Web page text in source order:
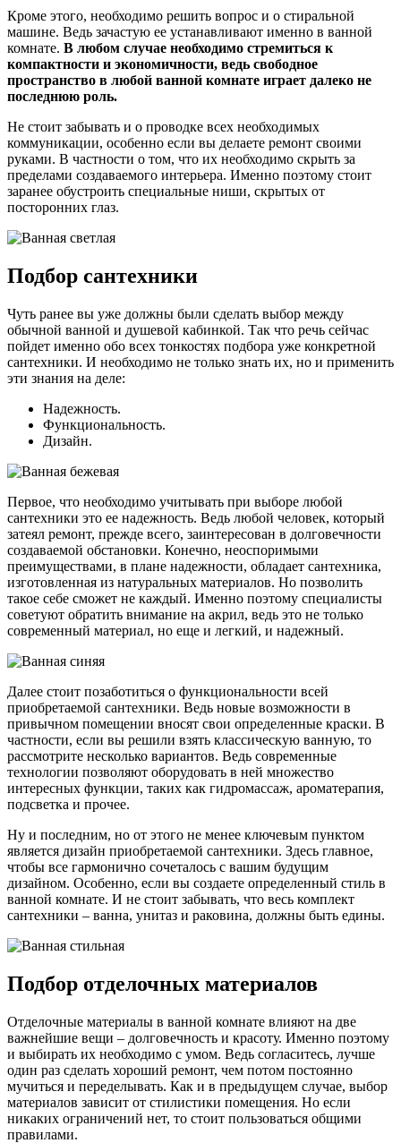
Кроме этого, необходимо решить вопрос и о стиральной
машине. Ведь зачастую ее устанавливают именно в ванной
комнате. В любом случае необходимо стремиться к
компактности и экономичности, ведь свободное
пространство в любой ванной комнате играет далеко не
последнюю роль.
Не стоит забывать и о проводке всех необходимых
коммуникации, особенно если вы делаете ремонт своими
руками. В частности о том, что их необходимо скрыть за
пределами создаваемого интерьера. Именно поэтому стоит
заранее обустроить специальные ниши, скрытых от
посторонних глаз.
Подбор сантехники
Чуть ранее вы уже должны были сделать выбор между
обычной ванной и душевой кабинкой. Так что речь сейчас
пойдет именно обо всех тонкостях подбора уже конкретной
сантехники. И необходимо не только знать их, но и применить
эти знания на деле:
Надежность.
Функциональность.
Дизайн.
Первое, что необходимо учитывать при выборе любой
сантехники это ее надежность. Ведь любой человек, который
затеял ремонт, прежде всего, заинтересован в долговечности
создаваемой обстановки. Конечно, неоспоримыми
преимуществами, в плане надежности, обладает сантехника,
изготовленная из натуральных материалов. Но позволить
такое себе сможет не каждый. Именно поэтому специалисты
советуют обратить внимание на акрил, ведь это не только
современный материал, но еще и легкий, и надежный.
Далее стоит позаботиться о функциональности всей
приобретаемой сантехники. Ведь новые возможности в
привычном помещении вносят свои определенные краски. В
частности, если вы решили взять классическую ванную, то
рассмотрите несколько вариантов. Ведь современные
технологии позволяют оборудовать в ней множество
интересных функции, таких как гидромассаж, ароматерапия,
подсветка и прочее.
Ну и последним, но от этого не менее ключевым пунктом
является дизайн приобретаемой сантехники. Здесь главное,
чтобы все гармонично сочеталось с вашим будущим
дизайном. Особенно, если вы создаете определенный стиль в
ванной комнате. И не стоит забывать, что весь комплект
сантехники – ванна, унитаз и раковина, должны быть едины.
Подбор отделочных материалов
Отделочные материалы в ванной комнате влияют на две
важнейшие вещи – долговечность и красоту. Именно поэтому
и выбирать их необходимо с умом. Ведь согласитесь, лучше
один раз сделать хороший ремонт, чем потом постоянно
мучиться и переделывать. Как и в предыдущем случае, выбор
материалов зависит от стилистики помещения. Но если
никаких ограничений нет, то стоит пользоваться общими
правилами.